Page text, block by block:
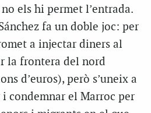
els hi permet l’entrada.
fa un doble joc: per
a injectar diners al
la frontera del nord
d’euros), però s’uneix a
condemnar el Marroc per